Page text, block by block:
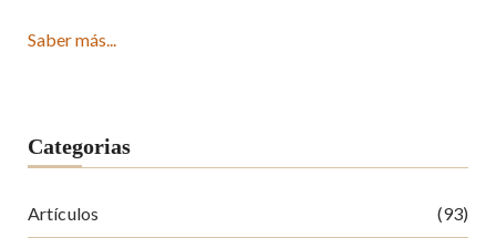
Saber más...
Categorias
Artículos (93)